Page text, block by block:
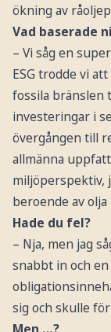
ökning av
Vad baserade
– Vi såg en
ESG trodde vi
fossila bränslen
investeringar i
övergången till
allmänna
miljöperspektiv,
beroende av
Hade du fel?
– Nja, men jag
snabbt in och
sig och skulle